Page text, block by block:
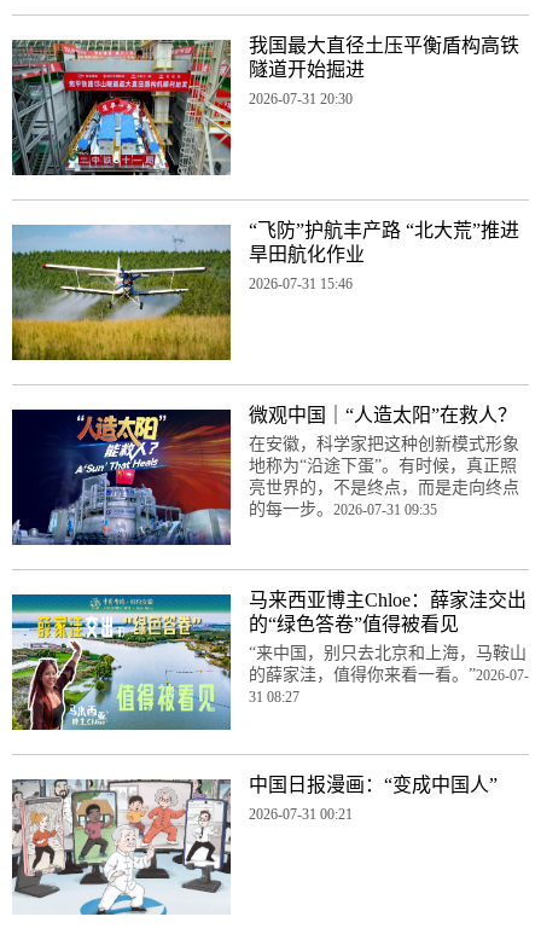
我国最大直径土压平衡盾构高铁
隧道开始掘进
2026-07-31 20:30
“飞防”护航丰产路 “北大荒”推进
旱田航化作业
2026-07-31 15:46
微观中国｜“人造太阳”在救人？
在安徽，科学家把这种创新模式形象
地称为“沿途下蛋”。有时候，真正照
亮世界的，不是终点，而是走向终点
的每一步。 2026-07-31 09:35
马来西亚博主Chloe：薛家洼交出
的“绿色答卷”值得被看见
“来中国，别只去北京和上海，马鞍山
的薛家洼，值得你来看一看。”2026-07-
31 08:27
中国日报漫画：“变成中国人”
2026-07-31 00:21